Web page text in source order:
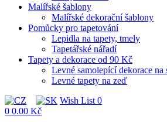
Malířské šablony
Malířské dekorační šablony
Pomůcky pro tapetování
Lepidla na tapety, tmely
Tapetářské nářadí
Tapety a dekorace od 90 Kč
Levné samolepící dekorace na
Levné tapety na zeď
Wish List 0
0 0.00 Kč